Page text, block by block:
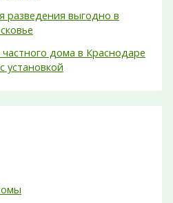
разведения выгодно в
дома в Краснодаре
установкой